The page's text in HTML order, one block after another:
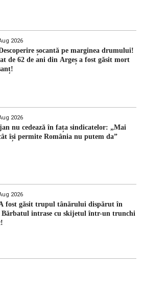
2026
șocantă pe marginea drumului!
de 62 de ani din Argeș a fost găsit mort
2026
nu cedează în fața sindicatelor: „Mai
își permite România nu putem da”
2026
fost găsit trupul tânărului dispărut în
Bărbatul intrase cu skijetul într-un trunchi